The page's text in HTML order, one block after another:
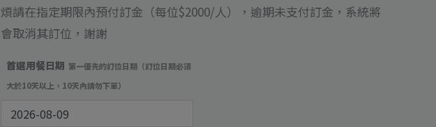
煩請在指定期限內預付訂金（每位$2000/人），逾期未支付訂金，系統將
會取消其訂位，謝謝
首選用餐日期 第一優先的訂位日期（訂位日期必須
大於10天以上，10天內請勿下單）
位
數
量